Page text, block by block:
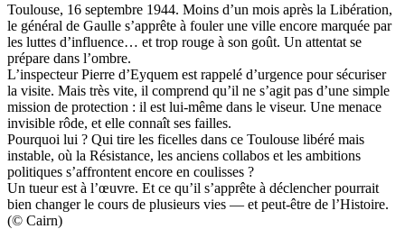
Toulouse, 16 septembre 1944. Moins d’un mois après la Libération,
le général de Gaulle s’apprête à fouler une ville encore marquée par
les luttes d’influence… et trop rouge à son goût. Un attentat se
prépare dans l’ombre.
L’inspecteur Pierre d’Eyquem est rappelé d’urgence pour sécuriser
la visite. Mais très vite, il comprend qu’il ne s’agit pas d’une simple
mission de protection : il est lui-même dans le viseur. Une menace
invisible rôde, et elle connaît ses failles.
Pourquoi lui ? Qui tire les ficelles dans ce Toulouse libéré mais
instable, où la Résistance, les anciens collabos et les ambitions
politiques s’affrontent encore en coulisses ?
Un tueur est à l’œuvre. Et ce qu’il s’apprête à déclencher pourrait
bien changer le cours de plusieurs vies — et peut-être de l’Histoire.
(© Cairn)